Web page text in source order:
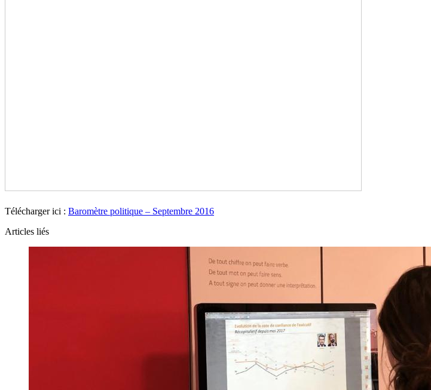
Télécharger ici : Baromètre politique – Septembre 2016
Articles liés